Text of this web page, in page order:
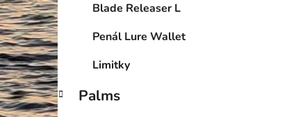
Blade Releaser L
Penál Lure Wallet
Limitky
Palms